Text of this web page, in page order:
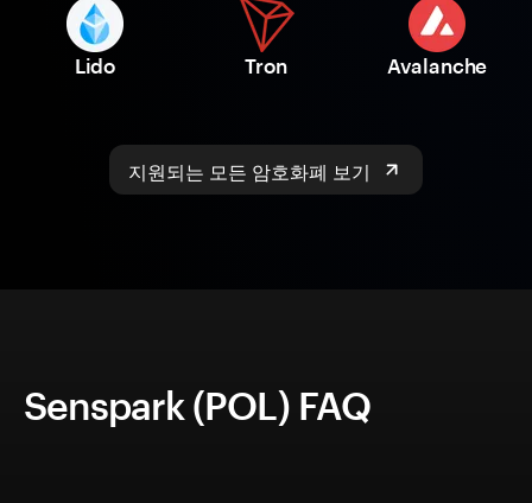
Lido Tron Avalanche
지원되는 모든 암호화폐 보기
Senspark (POL) FAQ